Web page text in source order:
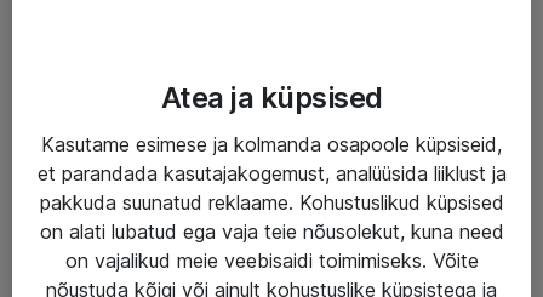
Haldusteenused
Garantii
Turva- ja nõrkvoolulahendused
Atea ja küpsised
Kasutame esimese ja kolmanda osapoole küpsiseid,
et parandada kasutajakogemust, analüüsida liiklust ja
pakkuda suunatud reklaame. Kohustuslikud küpsised
on alati lubatud ega vaja teie nõusolekut, kuna need
on vajalikud meie veebisaidi toimimiseks. Võite
nõustuda kõigi või ainult kohustuslike küpsistega ja